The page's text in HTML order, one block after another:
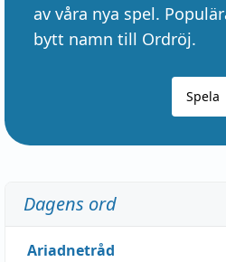
av våra nya spel.
bytt namn till Ordröj.
Spela
Dagens ord
Ariadnetråd